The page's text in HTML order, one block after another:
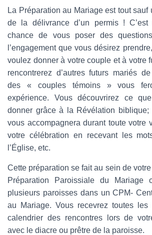
La Préparation au Mariage est tout sauf
de la délivrance d’un permis ! C’est
chance de vous poser des
l’engagement que vous désirez
voulez donner à votre couple et à votre
rencontrerez d’autres futurs mariés
des « couples témoins » vous
expérience. Vous découvrirez ce
donner grâce à la Révélation biblique;
vous accompagnera durant toute votre
votre célébration en recevant les
l’Église, etc.
Cette préparation se fait au sein de
Préparation Paroissiale du Mariage
plusieurs paroisses dans un CPM-
au Mariage. Vous recevrez toutes les
calendrier des rencontres lors de
avec le diacre ou prêtre de la paroisse.